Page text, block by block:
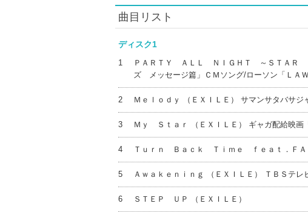
曲目リスト
ディスク1
1
ＰＡＲＴＹ ＡＬＬ ＮＩＧＨＴ ～ＳＴＡＲ
ズ メッセージ篇」ＣＭソング/ローソン「ＬＡ
2 Ｍｅｌｏｄｙ （ＥＸＩＬＥ） サマンサタバサ
3 Ｍｙ Ｓｔａｒ （ＥＸＩＬＥ） ギャガ配給映画
4 Ｔｕｒｎ Ｂａｃｋ Ｔｉｍｅ ｆｅａｔ．ＦＡ
5 Ａｗａｋｅｎｉｎｇ （ＥＸＩＬＥ） ＴＢＳテ
6 ＳＴＥＰ ＵＰ （ＥＸＩＬＥ）